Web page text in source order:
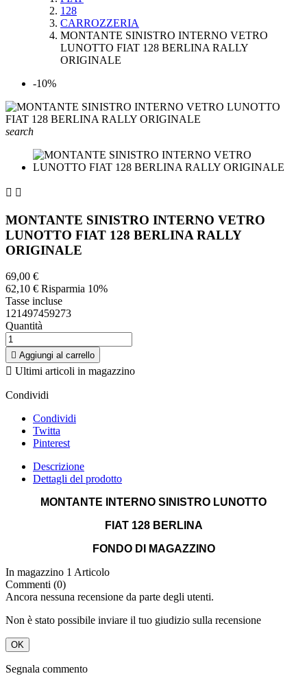
128
CARROZZERIA
MONTANTE SINISTRO INTERNO VETRO
LUNOTTO FIAT 128 BERLINA RALLY
ORIGINALE
-10%
search
 
MONTANTE SINISTRO INTERNO VETRO
LUNOTTO FIAT 128 BERLINA RALLY
ORIGINALE
69,00 €
62,10 € Risparmia 10%
Tasse incluse
121497459273
Quantità
 Aggiungi al carrello
 Ultimi articoli in magazzino
Condividi
Condividi
Twitta
Pinterest
Descrizione
Dettagli del prodotto
MONTANTE INTERNO SINISTRO LUNOTTO
FIAT 128 BERLINA
FONDO DI MAGAZZINO
In magazzino 1 Articolo
Commenti (0)
Ancora nessuna recensione da parte degli utenti.
Non è stato possibile inviare il tuo giudizio sulla recensione
OK
Segnala commento